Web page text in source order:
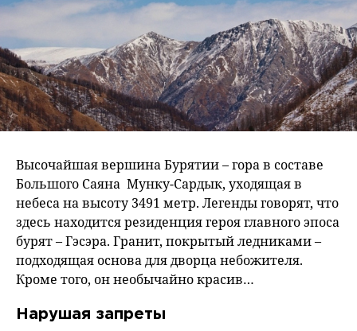
Высочайшая вершина Бурятии – гора в составе
Большого Саяна Мунку-Сардык, уходящая в
небеса на высоту 3491 метр. Легенды говорят, что
здесь находится резиденция героя главного эпоса
бурят – Гэсэра. Гранит, покрытый ледниками –
подходящая основа для дворца небожителя.
Кроме того, он необычайно красив…
Нарушая запреты